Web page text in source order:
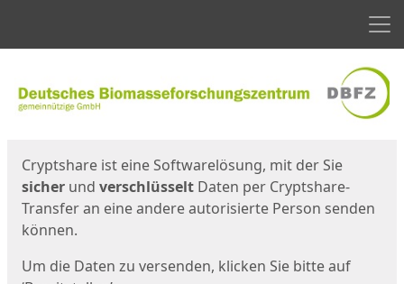
Cryptshare ist eine Softwarelösung, mit der Sie
sicher und verschlüsselt Daten per Cryptshare-
Transfer an eine andere autorisierte Person senden
können.
Um die Daten zu versenden, klicken Sie bitte auf